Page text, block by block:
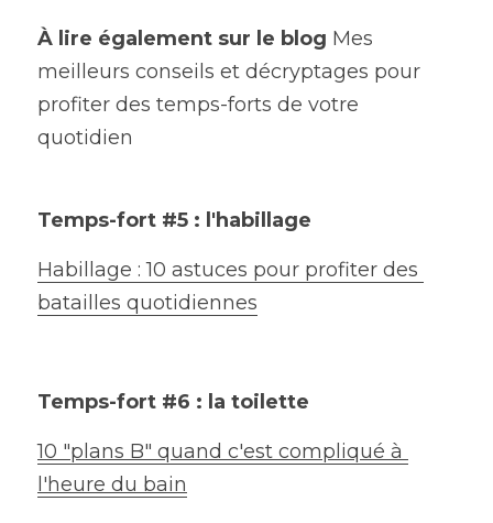
À lire également sur le blog Mes
meilleurs conseils et décryptages pour
profiter des temps-forts de votre
quotidien
Temps-fort #5 : l'habillage
Habillage : 10 astuces pour profiter des
batailles quotidiennes
Temps-fort #6 : la toilette
10 "plans B" quand c'est compliqué à
l'heure du bain